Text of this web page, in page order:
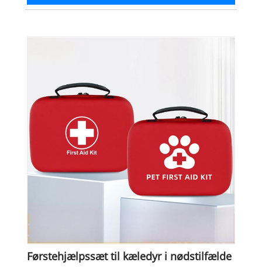
Førstehjælpssæt til kæledyr i nødstilfælde